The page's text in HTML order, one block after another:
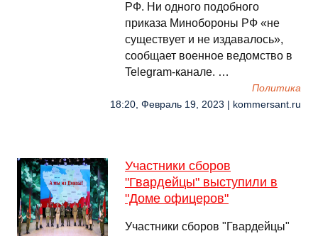
РФ. Ни одного подобного
приказа Минобороны РФ «не
существует и не издавалось»,
сообщает военное ведомство в
Telegram-канале. …
Политика
18:20, Февраль 19, 2023 | kommersant.ru
Участники сборов
"Гвардейцы" выступили в
"Доме офицеров"
Участники сборов "Гвардейцы"